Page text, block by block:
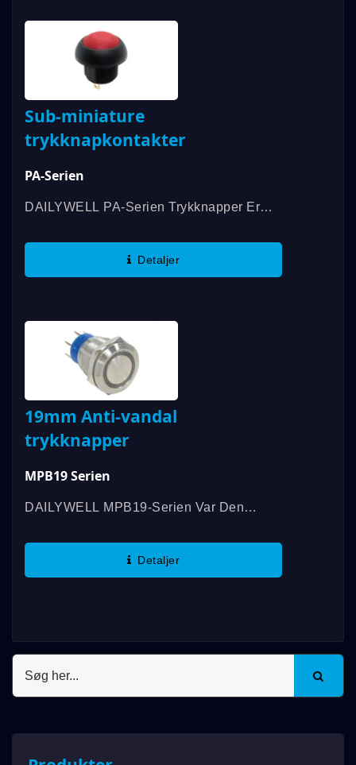
Sub-miniature
trykknapkontakter
PA-Serien
DAILYWELL PA-Serien Trykknapper Er
Trykknapper, Der Er Monteret På Panel
Med Mulighed For Belysning. Denne...
Detaljer
19mm Anti-vandal
trykknapper
MPB19 Serien
DAILYWELL MPB19-Serien Var Den
Certificeret Og Tilbyder En Bedømmelse
På 3A/250VAC; 3A/28VDC. Yderligere
Detaljer